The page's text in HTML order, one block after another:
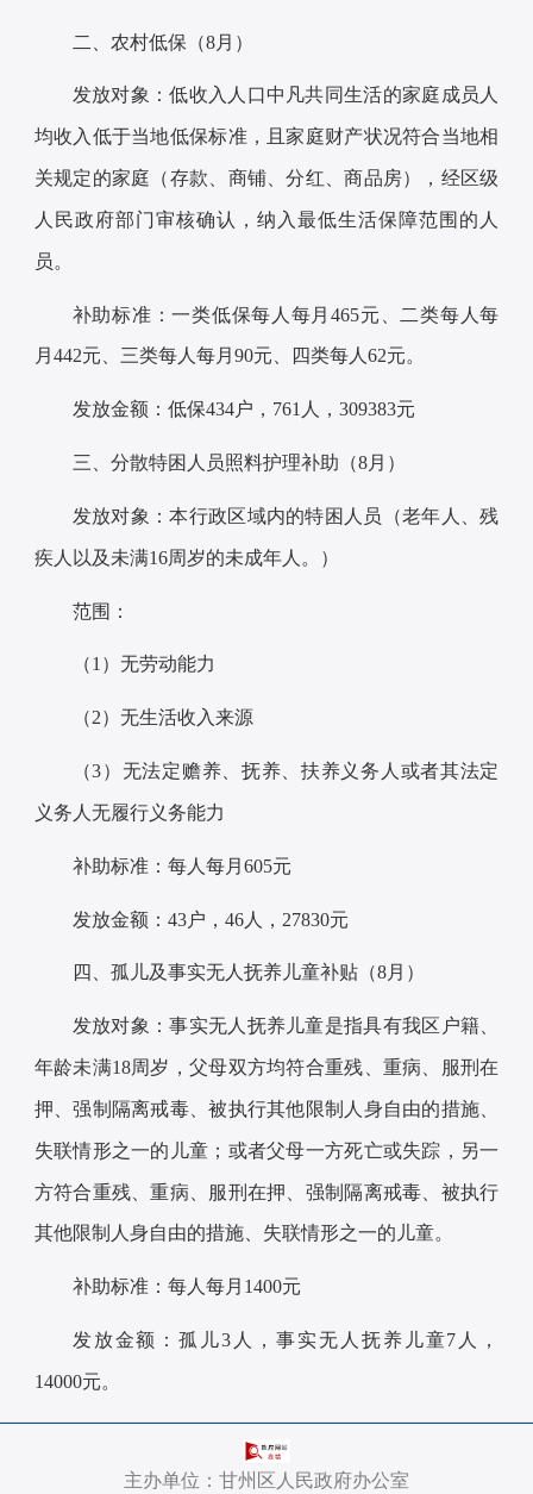
二、农村低保（8月）
发放对象：低收入人口中凡共同生活的家庭成员人
均收入低于当地低保标准，且家庭财产状况符合当地相
关规定的家庭（存款、商铺、分红、商品房），经区级
人民政府部门审核确认，纳入最低生活保障范围的人
员。
补助标准：一类低保每人每月465元、二类每人每
月442元、三类每人每月90元、四类每人62元。
发放金额：低保434户，761人，309383元
三、分散特困人员照料护理补助（8月）
发放对象：本行政区域内的特困人员（老年人、残
疾人以及未满16周岁的未成年人。）
范围：
（1）无劳动能力
（2）无生活收入来源
（3）无法定赡养、抚养、扶养义务人或者其法定
义务人无履行义务能力
补助标准：每人每月605元
发放金额：43户，46人，27830元
四、孤儿及事实无人抚养儿童补贴（8月）
发放对象：事实无人抚养儿童是指具有我区户籍、
年龄未满18周岁，父母双方均符合重残、重病、服刑在
押、强制隔离戒毒、被执行其他限制人身自由的措施、
失联情形之一的儿童；或者父母一方死亡或失踪，另一
方符合重残、重病、服刑在押、强制隔离戒毒、被执行
其他限制人身自由的措施、失联情形之一的儿童。
补助标准：每人每月1400元
发放金额：孤儿3人，事实无人抚养儿童7人，
14000元。
主办单位：甘州区人民政府办公室